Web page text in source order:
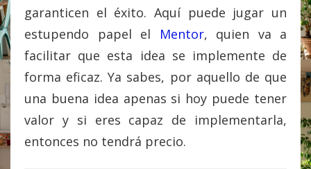
garanticen el éxito. Aquí puede jugar un
estupendo papel el
Mentor, quien va a
facilitar que esta idea se implemente de
forma eficaz. Ya sabes, por aquello de que
una buena idea apenas si hoy puede tener
valor y si eres capaz de implementarla,
entonces no tendrá precio.